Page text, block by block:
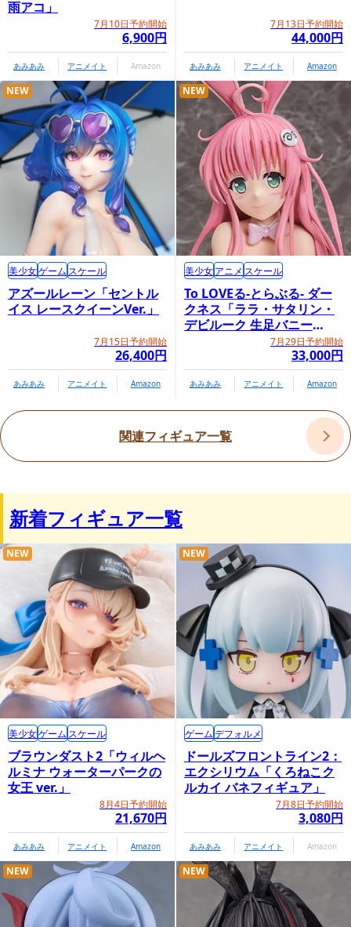
プレミアムバンダイ限定特典：オリ
ジナルミニ座布団
商品情報ページ
https://www.megahobby.jp/products/item/5320/
プレミアムバンダイ内商品購入ページ（セット・
オリジナルミニ座布団付き）
雨アコ」
7月10日予約開始
6,900円
あみあみ アニメイト Amazon
7月13日予約開始
44,000円
あみあみ アニメイト Amazon
アズールレーン「セントル
イス レースクイーンVer.」
7月15日予約開始
26,400円
NEW
美少女ゲーム スケール
あみあみ アニメイト Amazon
To LOVEる-とらぶる- ダー
クネス「ララ・サタリン・
デビルーク 生足バニー
7月29日予約開始
33,000円
NEW
美少女アニメ スケール
あみあみ アニメイト Amazon
関連フィギュア一覧
新着フィギュア一覧
ブラウンダスト2「ウィルヘ
ルミナ ウォーターパークの
女王 ver.」
8月4日予約開始
21,670円
NEW
美少女ゲーム スケール
あみあみ アニメイト Amazon
ドールズフロントライン2：
エクシリウム「くろねこク
ルカイ バネフィギュア」
7月8日予約開始
3,080円
NEW
ゲームデフォルメ
あみあみ アニメイト Amazon
NEW NEW